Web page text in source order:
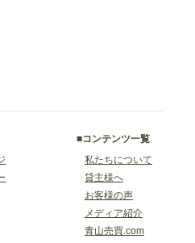
■コンテンツ一覧
私たちについて
貸主様へ
お客様の声
メディア紹介
青山売買.com